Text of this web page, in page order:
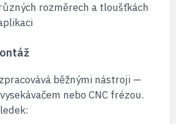
rozměrech a tloušťkách
běžnými nástroji —
nebo CNC frézou.